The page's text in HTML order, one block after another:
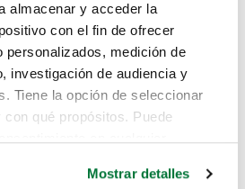
almacenar y acceder la
con el fin de ofrecer
personalizados, medición de
investigación de audiencia y
Tiene la opción de seleccionar
qué propósitos. Puede
Mostrar detalles
sabemos como
hasta aquí.
el coche que estás
de estos enlaces: